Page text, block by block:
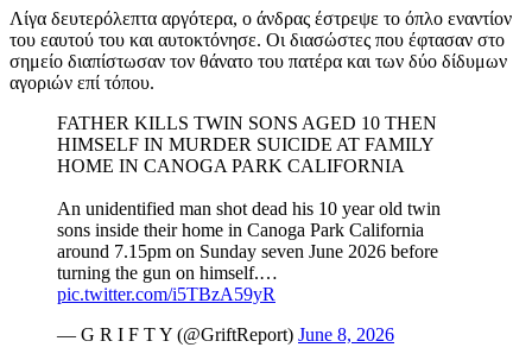
Λίγα δευτερόλεπτα αργότερα, ο άνδρας έστρεψε το όπλο εναντίον
του εαυτού του και αυτοκτόνησε. Οι διασώστες που έφτασαν στο
σημείο διαπίστωσαν τον θάνατο του πατέρα και των δύο δίδυμων
αγοριών επί τόπου.
FATHER KILLS TWIN SONS AGED 10 THEN
HIMSELF IN MURDER SUICIDE AT FAMILY
HOME IN CANOGA PARK CALIFORNIA
An unidentified man shot dead his 10 year old twin
sons inside their home in Canoga Park California
around 7.15pm on Sunday seven June 2026 before
turning the gun on himself.…
pic.twitter.com/i5TBzA59yR
— G R I F T Y (@GriftReport) June 8, 2026